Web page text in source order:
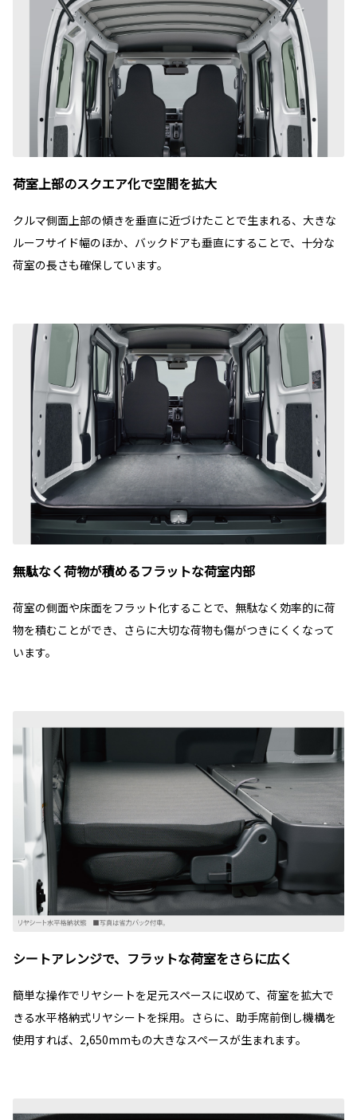
荷室上部のスクエア化で空間を拡大
クルマ側面上部の傾きを垂直に近づけたことで生まれる、大きな
ルーフサイド幅のほか、バックドアも垂直にすることで、十分な
荷室の長さも確保しています。
無駄なく荷物が積めるフラットな荷室内部
荷室の側面や床面をフラット化することで、無駄なく効率的に荷
物を積むことができ、さらに大切な荷物も傷がつきにくくなって
います。
シートアレンジで、フラットな荷室をさらに広く
簡単な操作でリヤシートを足元スペースに収めて、荷室を拡大で
きる水平格納式リヤシートを採用。さらに、助手席前倒し機構を
使用すれば、2,650mmもの大きなスペースが生まれます。